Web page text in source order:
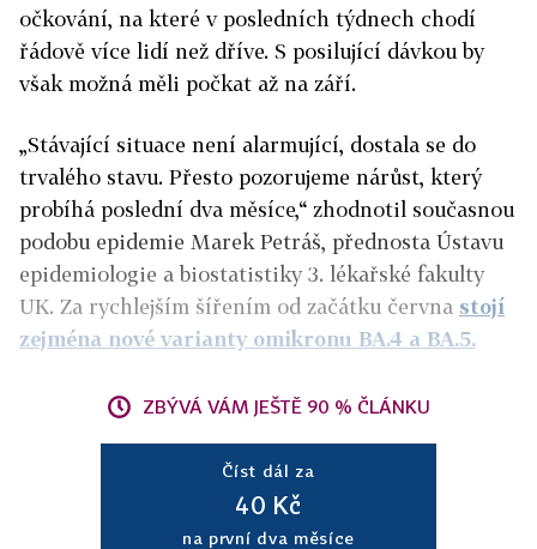
očkování, na které v posledních týdnech chodí
řádově více lidí než dříve. S posilující dávkou by
však možná měli počkat až na září.
„Stávající situace není alarmující, dostala se do
trvalého stavu. Přesto pozorujeme nárůst, který
probíhá poslední dva měsíce,“ zhodnotil současnou
podobu epidemie Marek Petráš, přednosta Ústavu
epidemiologie a biostatistiky 3. lékařské fakulty
UK. Za rychlejším šířením od začátku června stojí
zejména nové varianty omikronu BA.4 a BA.5.
ZBÝVÁ VÁM JEŠTĚ 90 % ČLÁNKU
Číst dál za
40 Kč
na první dva měsíce